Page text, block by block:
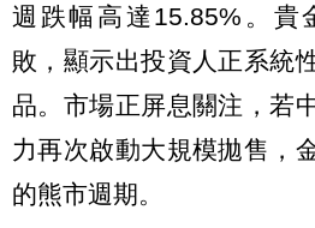
週跌幅高達15.85%。貴
敗，顯示出投資人正系統
品。市場正屏息關注，若
力再次啟動大規模拋售，
的熊市週期。